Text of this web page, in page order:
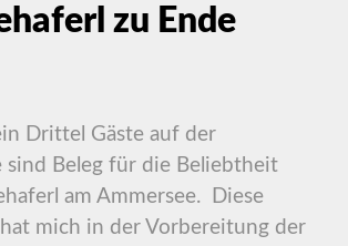
zu Ende
Drittel Gäste auf der
sind Beleg für die Beliebtheit
am Ammersee. Diese
hat mich in der Vorbereitung der